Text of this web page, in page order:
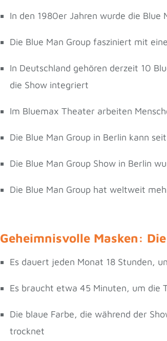
In den 1980er Jahren wurde die Blue
Die Blue Man Group fasziniert mit
In Deutschland gehören derzeit 10
die Show integriert
Im Bluemax Theater arbeiten
Die Blue Man Group in Berlin kann
Die Blue Man Group Show in Berlin
Die Blue Man Group hat weltweit
Geheimnisvolle Masken:
Es dauert jeden Monat 18 Stunden,
Es braucht etwa 45 Minuten, um die
Die blaue Farbe, die während der
trocknet